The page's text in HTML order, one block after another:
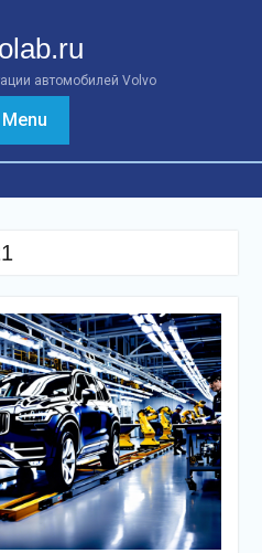
автомобилей Volvo
Menu